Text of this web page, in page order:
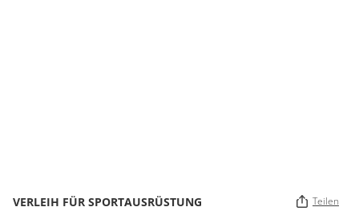
VERLEIH FÜR SPORTAUSRÜSTUNG Teilen